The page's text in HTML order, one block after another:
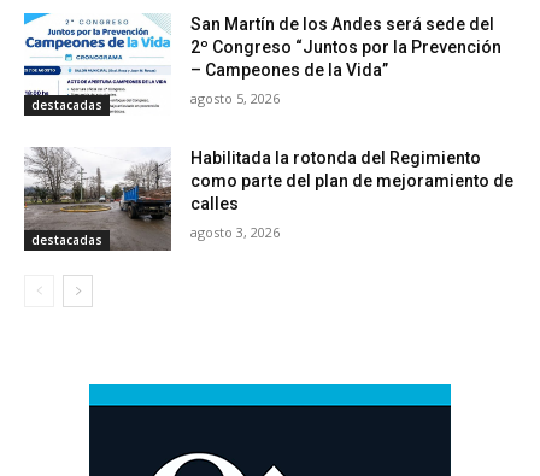
destacadas
San Martín de los Andes será sede del
2º Congreso “Juntos por la Prevención
– Campeones de la Vida”
agosto 5, 2026
destacadas
Habilitada la rotonda del Regimiento
como parte del plan de mejoramiento de
calles
agosto 3, 2026